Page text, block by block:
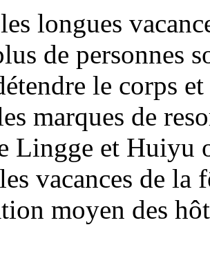
longues
de personnes
le corps
marques de
Lingge et Huiyu
vacances de la
moyen des